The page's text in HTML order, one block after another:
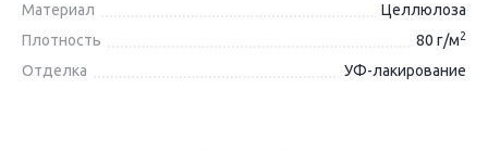
Материал
Целлюлоза
Плотность
80 г/м2
Отделка УФ-лакирование